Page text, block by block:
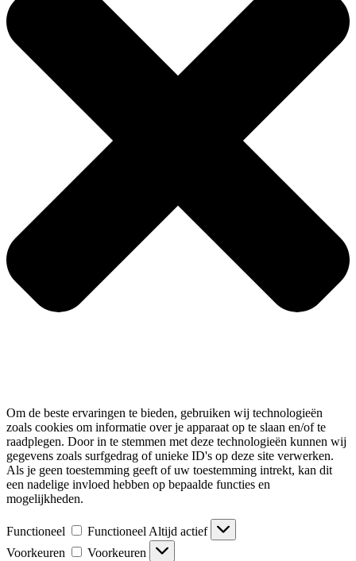
Om de beste ervaringen te bieden, gebruiken wij technologieën
zoals cookies om informatie over je apparaat op te slaan en/of te
raadplegen. Door in te stemmen met deze technologieën kunnen wij
gegevens zoals surfgedrag of unieke ID's op deze site verwerken.
Als je geen toestemming geeft of uw toestemming intrekt, kan dit
een nadelige invloed hebben op bepaalde functies en
mogelijkheden.
Functioneel FunctioneelAltijd actief
Voorkeuren
Voorkeuren